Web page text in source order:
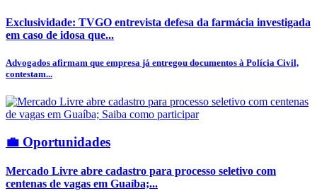
Exclusividade: TVGO entrevista defesa da farmácia investigada
em caso de idosa que...
Advogados afirmam que empresa já entregou documentos à Polícia Civil,
contestam...
💼 Oportunidades
Mercado Livre abre cadastro para processo seletivo com
centenas de vagas em Guaíba;...